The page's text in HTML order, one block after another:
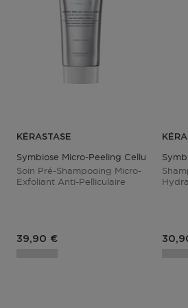
KÉRASTASE
Symbiose Micro-Peeling Cellulaire
Soin Pré-Shampooing Micro-
Exfoliant Anti-Pelliculaire
Prix du produit
39,90 € Prix